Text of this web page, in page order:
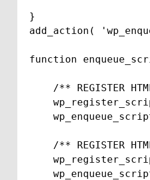
}
add_action(
function
/** REGISTER
/** REGISTER